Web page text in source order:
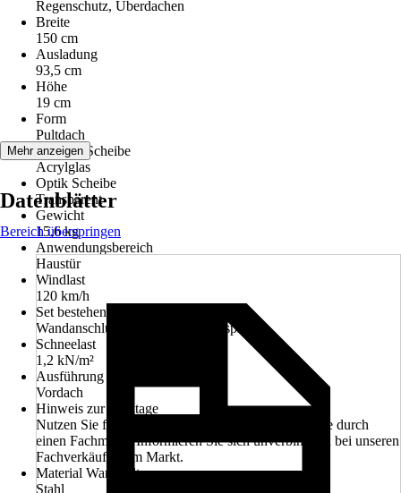
Regenschutz, Überdachen
Breite
150 cm
Ausladung
93,5 cm
Höhe
19 cm
Form
Pultdach
Material Scheibe
Acrylglas
Optik Scheibe
Transparent
Gewicht
15,6 kg
Anwendungsbereich
Haustür
Windlast
120 km/h
Set bestehend aus
Wandanschlussprofil, Bedachungsplatte
Schneelast
1,2 kN/m²
Ausführung
Vordach
Hinweis zur Montage
Nutzen Sie für die Montage unseren Montageservice durch
einen Fachmann. Informieren Sie sich unverbindlich bei unseren
Fachverkäufern im Markt.
Material Wandhalter
Stahl
Mehr anzeigen
Datenblätter
Bereich überspringen